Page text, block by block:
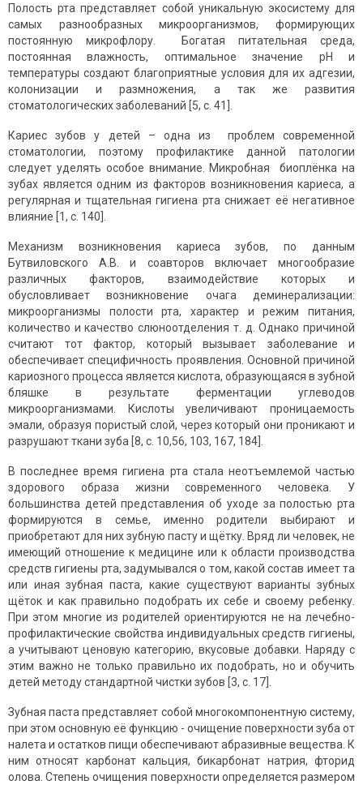
Полость рта представляет собой уникальную экосистему для
самых разнообразных микроорганизмов, формирующих
постоянную микрофлору. Богатая питательная среда,
постоянная влажность, оптимальное значение pH и
температуры создают благоприятные условия для их адгезии,
колонизации и размножения, а так же развития
стоматологических заболеваний [5, с. 41].
Кариес зубов у детей – одна из проблем современной
стоматологии, поэтому профилактике данной патологии
следует уделять особое внимание. Микробная биоплёнка на
зубах является одним из факторов возникновения кариеса, а
регулярная и тщательная гигиена рта снижает её негативное
влияние [1, с. 140].
Механизм возникновения кариеса зубов, по данным
Бутвиловского А.В. и соавторов включает многообразие
различных факторов, взаимодействие которых и
обусловливает возникновение очага деминерализации:
микроорганизмы полости рта, характер и режим питания,
количество и качество слюноотделения т. д. Однако причиной
считают тот фактор, который вызывает заболевание и
обеспечивает специфичность проявления. Основной причиной
кариозного процесса является кислота, образующаяся в зубной
бляшке в результате ферментации углеводов
микроорганизмами. Кислоты увеличивают проницаемость
эмали, образуя пористый слой, через который они проникают и
разрушают ткани зуба [8, с. 10,56, 103, 167, 184].
В последнее время гигиена рта стала неотъемлемой частью
здорового образа жизни современного человека. У
большинства детей представления об уходе за полостью рта
формируются в семье, именно родители выбирают и
приобретают для них зубную пасту и щётку. Вряд ли человек, не
имеющий отношение к медицине или к области производства
средств гигиены рта, задумывался о том, какой состав имеет та
или иная зубная паста, какие существуют варианты зубных
щёток и как правильно подобрать их себе и своему ребенку.
При этом многие из родителей ориентируются не на лечебно-
профилактические свойства индивидуальных средств гигиены,
а учитывают ценовую категорию, вкусовые добавки. Наряду с
этим важно не только правильно их подобрать, но и обучить
детей методу стандартной чистки зубов [3, с. 17].
Зубная паста представляет собой многокомпонентную систему,
при этом основную её функцию - очищение поверхности зуба от
налета и остатков пищи обеспечивают абразивные вещества. К
ним относят карбонат кальция, бикарбонат натрия, фторид
олова. Степень очищения поверхности определяется размером